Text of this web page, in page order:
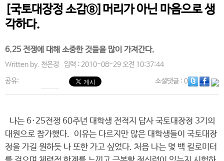
[국토대장정 소감⑧]머리가 아닌 마음으로 생
각하다.
6.25 전쟁에 대해 소중한 것들을 많이 가져간다.
Written by. 천은정 입력 : 2010-08-29 오전 10:37:44
공유: 소셜댓글: 0
나는 6·25전쟁 60주년 대학생 전적지 답사 국토대장정 3기의
대원으로 참가했다. 이유는 다르지만 많은 대학생들이 국토대장
정을 가길 원하듯 나 또한 가고 싶었다. 처음 나는 몇 백 킬로미터